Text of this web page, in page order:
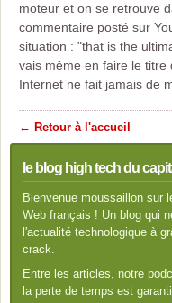
moteur et on se retrouve
commentaire posté sur
situation : "that is the
vais même en faire le
Internet ne fait jamais de
← Retour à l'accueil
le blog high tech du
Bienvenue moussaillon sur
Web français ! Un blog qui
l'actualité technologique à
crack.
Entre les articles, notre
la perte de temps est